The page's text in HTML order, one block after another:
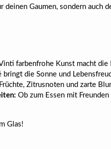
deinen Gaumen, sondern auch
farbenfrohe Kunst macht die
bringt die Sonne und
Zitrusnoten und zarte
Ob zum Essen mit
Glas!